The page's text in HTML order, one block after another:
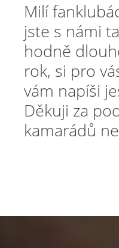
Milí
jste s námi
hodně
rok, si pro
vám napíši
Děkuji za
kamarádů